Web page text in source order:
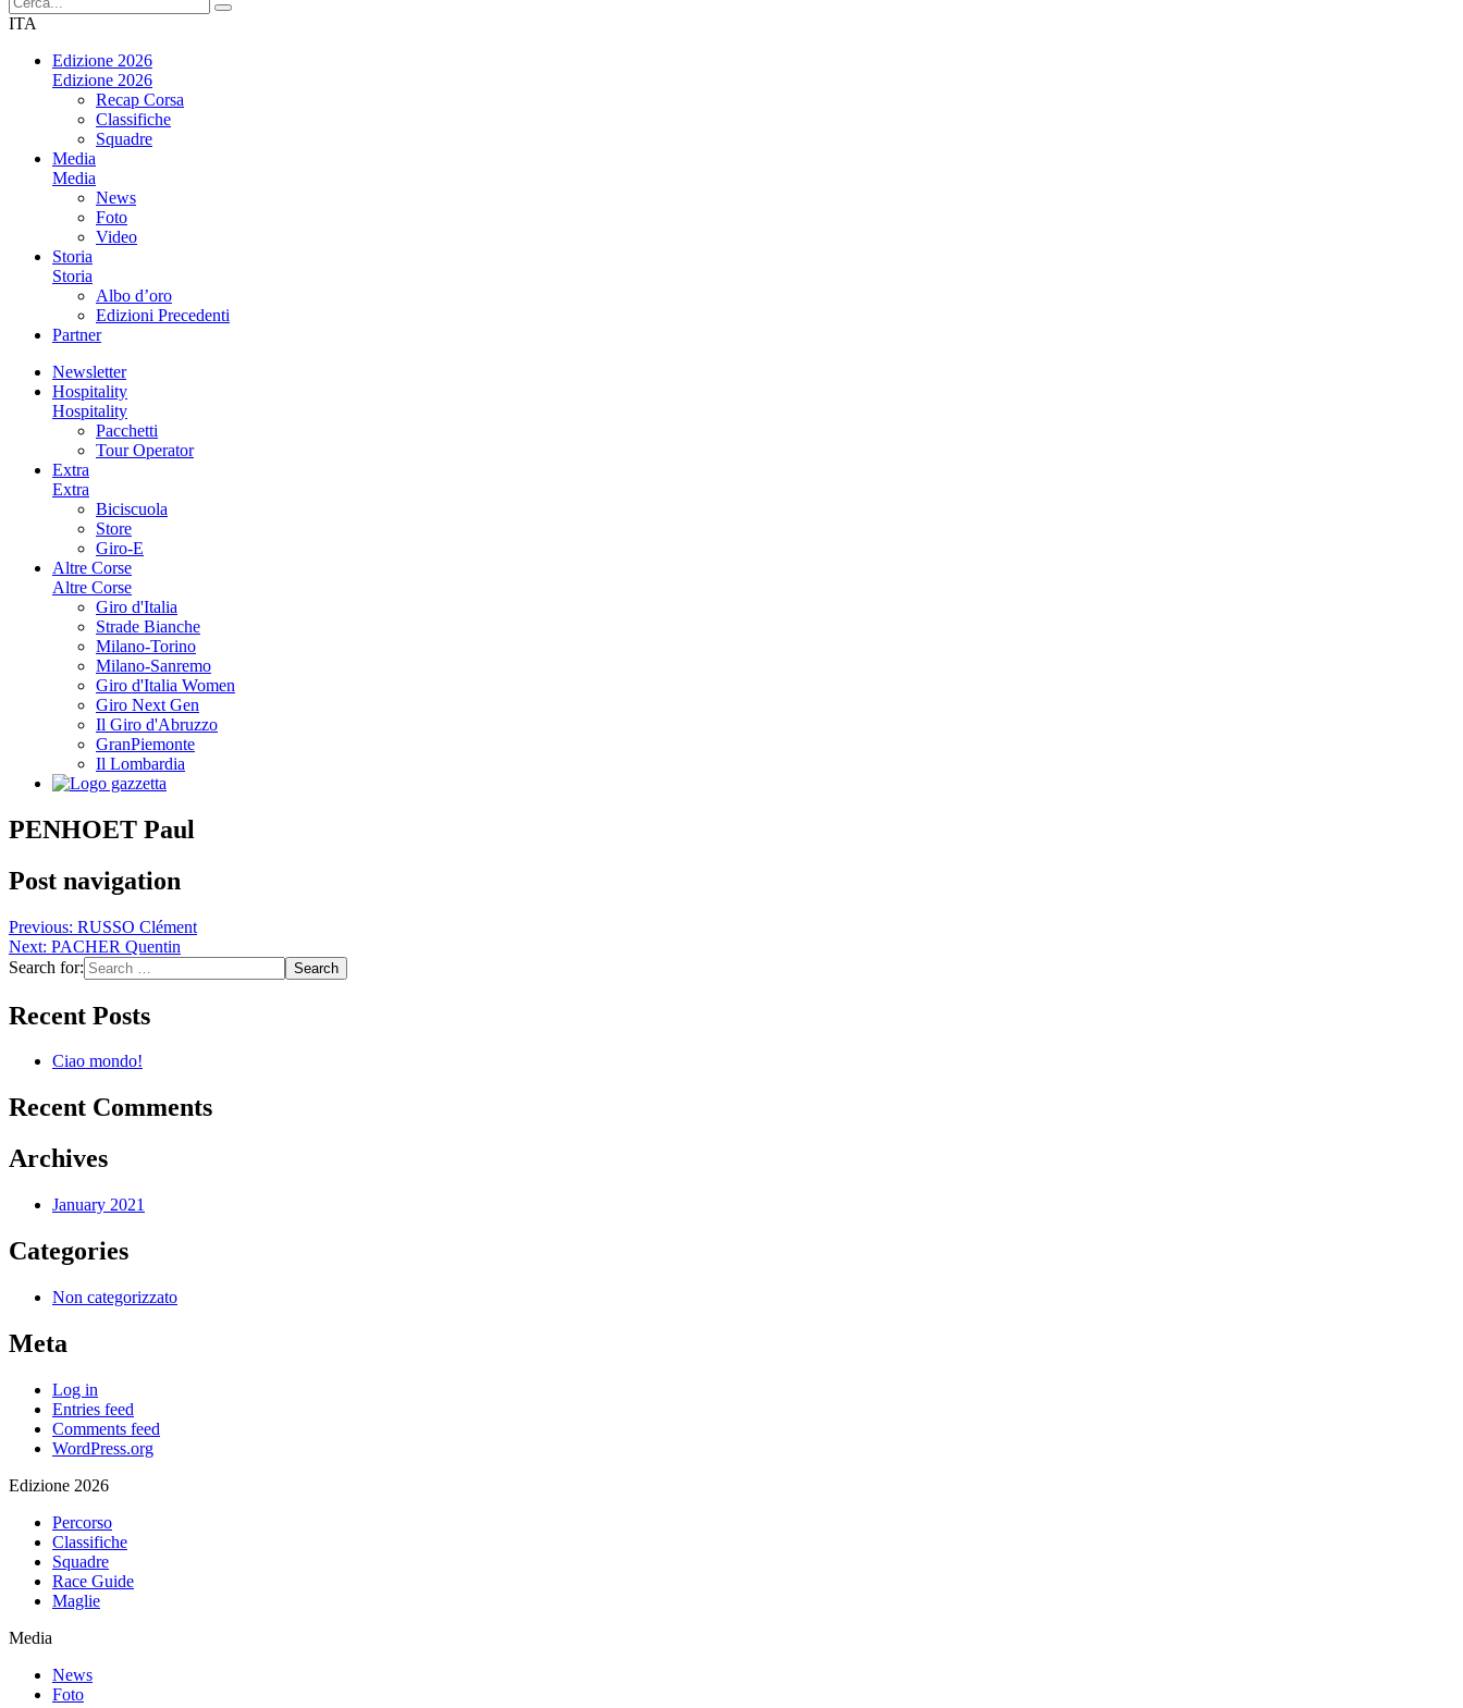
ITA
Edizione 2026
Edizione 2026
Recap Corsa
Classifiche
Squadre
Media
Media
News
Foto
Video
Storia
Storia
Albo d’oro
Edizioni Precedenti
Partner
Newsletter
Hospitality
Hospitality
Pacchetti
Tour Operator
Extra
Extra
Biciscuola
Store
Giro-E
Altre Corse
Altre Corse
Giro d'Italia
Strade Bianche
Milano-Torino
Milano-Sanremo
Giro d'Italia Women
Giro Next Gen
Il Giro d'Abruzzo
GranPiemonte
Il Lombardia
PENHOET Paul
Post navigation
Previous: RUSSO Clément
Next: PACHER Quentin
Search for:
Recent Posts
Ciao mondo!
Recent Comments
Archives
January 2021
Categories
Non categorizzato
Meta
Log in
Entries feed
Comments feed
WordPress.org
Edizione 2026
Percorso
Classifiche
Squadre
Race Guide
Maglie
Media
News
Foto